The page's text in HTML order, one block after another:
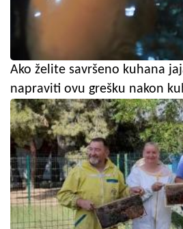
Ako želite savršeno kuhana
napraviti ovu grešku nakon